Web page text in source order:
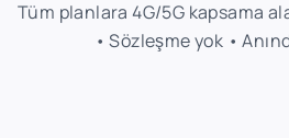
Tüm planlara 4G/5G kapsama
• Sözleşme yok •